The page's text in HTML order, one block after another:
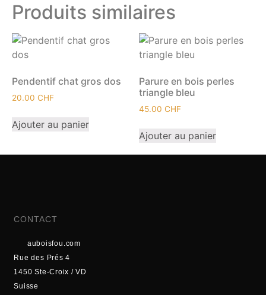
Produits similaires
Pendentif chat gros dos
20.00 CHF
Ajouter au panier
Parure en bois perles
triangle bleu
45.00 CHF
Ajouter au panier
CONTACT
auboisfou.com
Rue des Prés 4
1450 Ste-Croix / VD
Suisse